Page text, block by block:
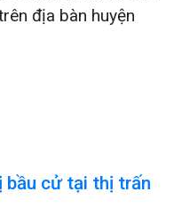
địa bàn huyện
bầu cử tại thị trấn